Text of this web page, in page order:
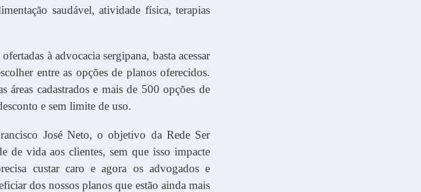
saudável, atividade física, terapias
à advocacia sergipana, basta acessar
entre as opções de planos oferecidos.
áreas cadastrados e mais de 500 opções de
e sem limite de uso.
José Neto, o objetivo da Rede Ser
de vida aos clientes, sem que isso impacte
custar caro e agora os advogados e
dos nossos planos que estão ainda mais